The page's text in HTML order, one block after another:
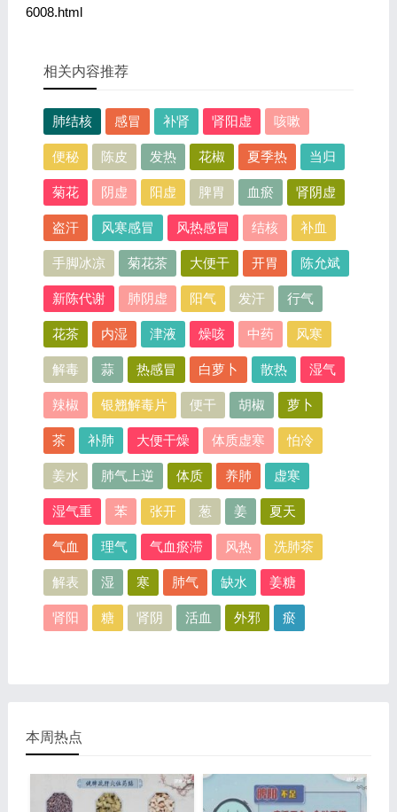
6008.html
相关内容推荐
肺结核 感冒 补肾 肾阳虚 咳嗽
便秘 陈皮 发热 花椒 夏季热 当归
菊花 阴虚 阳虚 脾胃 血瘀 肾阴虚
盗汗 风寒感冒 风热感冒 结核 补血
手脚冰凉 菊花茶 大便干 开胃 陈允斌
新陈代谢 肺阴虚 阳气 发汗 行气
花茶 内湿 津液 燥咳 中药 风寒
解毒 蒜 热感冒 白萝卜 散热 湿气
辣椒 银翘解毒片 便干 胡椒 萝卜
茶 补肺 大便干燥 体质虚寒 怕冷
姜水 肺气上逆 体质 养肺 虚寒
湿气重 苯 张开 葱 姜 夏天
气血 理气 气血瘀滞 风热 洗肺茶
解表 湿 寒 肺气 缺水 姜糖
肾阳 糖 肾阴 活血 外邪 瘀
本周热点